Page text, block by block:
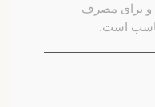
برای مصرف
است.